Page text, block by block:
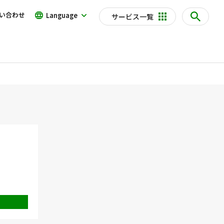
サービス一覧
Language
合わせ